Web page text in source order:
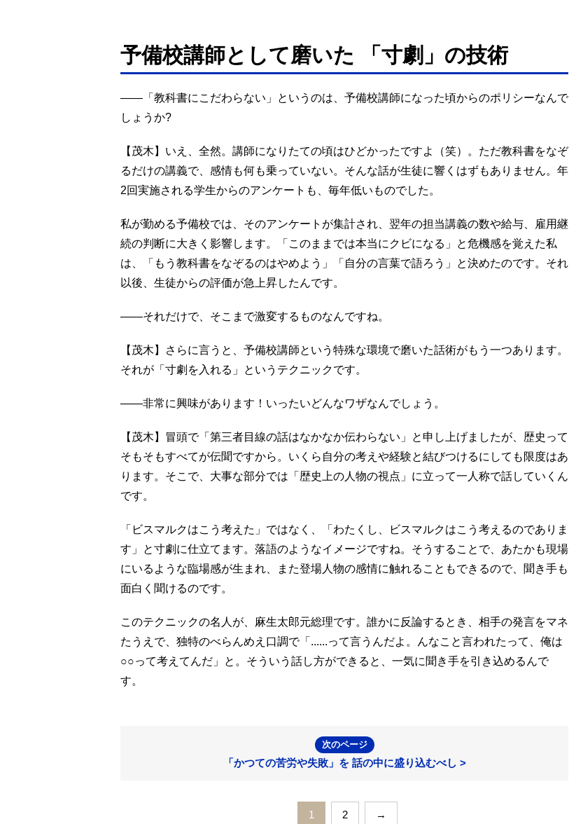
予備校講師として磨いた 「寸劇」の技術
――「教科書にこだわらない」というのは、予備校講師になった頃からのポリシーなんで
しょうか?
【茂木】いえ、全然。講師になりたての頃はひどかったですよ（笑）。ただ教科書をなぞ
るだけの講義で、感情も何も乗っていない。そんな話が生徒に響くはずもありません。年
2回実施される学生からのアンケートも、毎年低いものでした。
私が勤める予備校では、そのアンケートが集計され、翌年の担当講義の数や給与、雇用継
続の判断に大きく影響します。「このままでは本当にクビになる」と危機感を覚えた私
は、「もう教科書をなぞるのはやめよう」「自分の言葉で語ろう」と決めたのです。それ
以後、生徒からの評価が急上昇したんです。
――それだけで、そこまで激変するものなんですね。
【茂木】さらに言うと、予備校講師という特殊な環境で磨いた話術がもう一つあります。
それが「寸劇を入れる」というテクニックです。
――非常に興味があります！いったいどんなワザなんでしょう。
【茂木】冒頭で「第三者目線の話はなかなか伝わらない」と申し上げましたが、歴史って
そもそもすべてが伝聞ですから。いくら自分の考えや経験と結びつけるにしても限度はあ
ります。そこで、大事な部分では「歴史上の人物の視点」に立って一人称で話していくん
です。
「ビスマルクはこう考えた」ではなく、「わたくし、ビスマルクはこう考えるのでありま
す」と寸劇に仕立てます。落語のようなイメージですね。そうすることで、あたかも現場
にいるような臨場感が生まれ、また登場人物の感情に触れることもできるので、聞き手も
面白く聞けるのです。
このテクニックの名人が、麻生太郎元総理です。誰かに反論するとき、相手の発言をマネ
たうえで、独特のべらんめえ口調で「......って言うんだよ。んなこと言われたって、俺は
○○って考えてんだ」と。そういう話し方ができると、一気に聞き手を引き込めるんで
す。
次のページ
「かつての苦労や失敗」を 話の中に盛り込むべし >
1 2 →